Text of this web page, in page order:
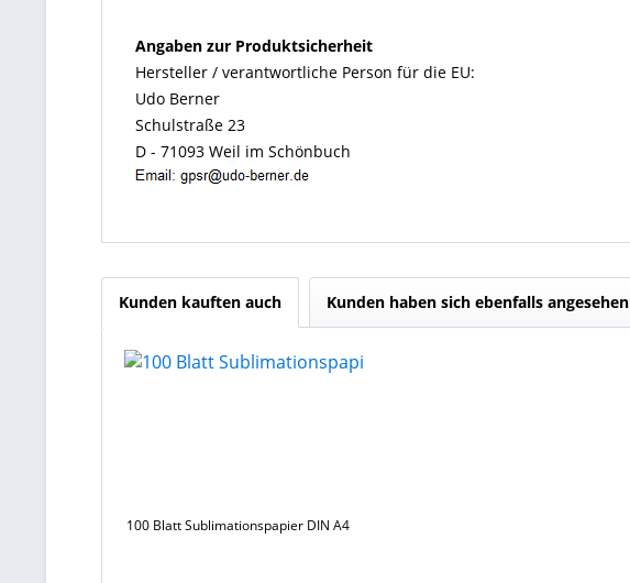
Angaben zur Produktsicherheit
Hersteller / verantwortliche Person für die EU:
Udo Berner
Schulstraße 23
D - 71093 Weil im Schönbuch
Kunden kauften auch Kunden haben sich ebenfalls angesehen
100 Blatt Sublimationspapier DIN A4